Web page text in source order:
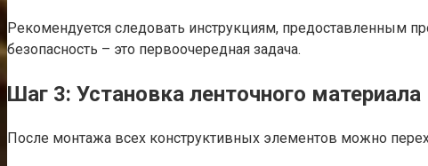
Рекомендуется следовать инструкциям, предоставленным
безопасность – это первоочередная задача.
Шаг 3: Установка ленточного материала
После монтажа всех конструктивных элементов можно